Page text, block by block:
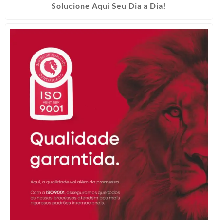
Solucione Aqui Seu Dia a Dia!